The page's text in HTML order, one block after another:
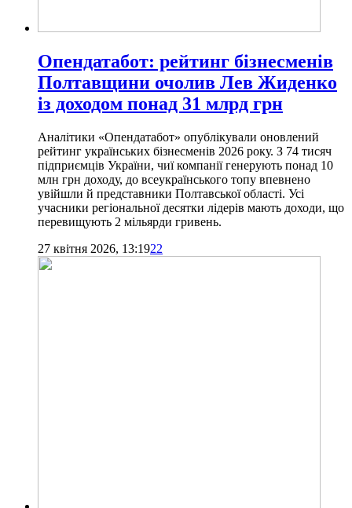
Опендатабот: рейтинг бізнесменів
Полтавщини очолив Лев Жиденко
із доходом понад 31 млрд грн
Аналітики «Опендатабот» опублікували оновлений
рейтинг українських бізнесменів 2026 року. З 74 тисяч
підприємців України, чиї компанії генерують понад 10
млн грн доходу, до всеукраїнського топу впевнено
увійшли й представники Полтавської області. Усі
учасники регіональної десятки лідерів мають доходи, що
перевищують 2 мільярди гривень.
27 квітня 2026, 13:1922